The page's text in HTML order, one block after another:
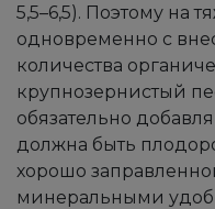
5,5–6,5). Поэтому на
одновременно с
количества
крупнозернистый
обязательно
должна быть
хорошо
минеральными